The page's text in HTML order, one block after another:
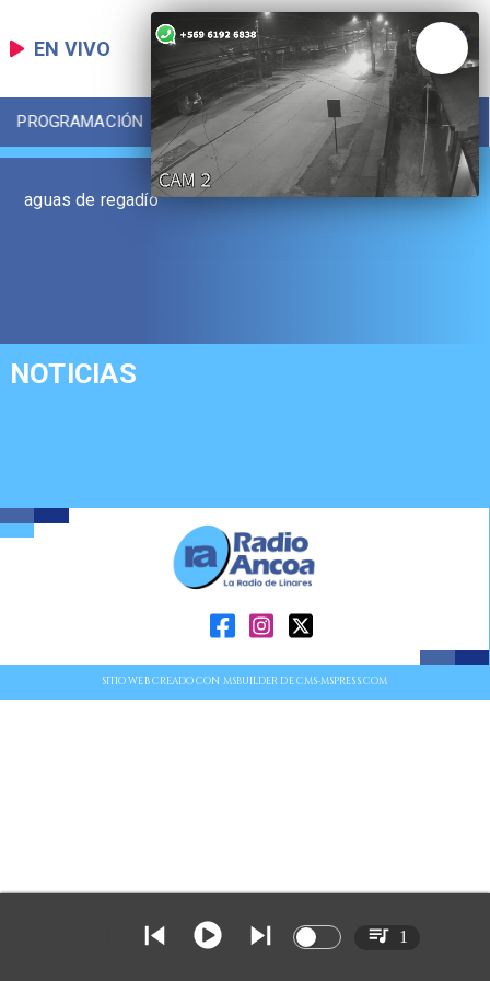
EN VIVO
PROGRAMACIÓN LOCAL DEPORTES
aguas de regadío
NOTICIAS
SITIO WEB CREADO CON MSBUILDER DE CMS-MSPRESS.COM
1